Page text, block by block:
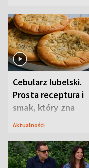
Cebularz lubelski.
Prosta receptura i
smak, który zna
Lubelszczyzna
Aktualności